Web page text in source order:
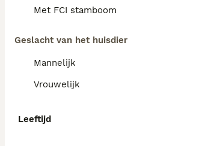
Met FCI stamboom
Geslacht van het huisdier
Mannelijk
Vrouwelijk
Leeftijd